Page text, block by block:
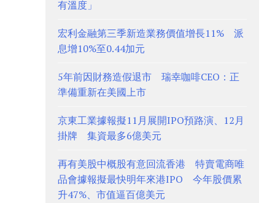
有溫度」
宏利金融第三季新造業務價值增長11% 派
息增10%至0.44加元
5年前因財務造假退市 瑞幸咖啡CEO：正
準備重新在美國上市
京東工業據報擬11月展開IPO預路演、12月
掛牌 集資最多6億美元
再有美股中概股有意回流香港 特賣電商唯
品會據報擬最快明年來港IPO 今年股價累
升47%、市值逼百億美元